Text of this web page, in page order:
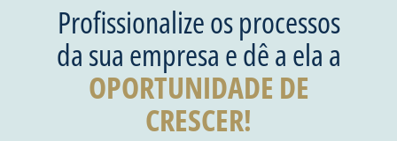
Profissionalize os processos
da sua empresa e dê a ela a
OPORTUNIDADE DE
CRESCER!